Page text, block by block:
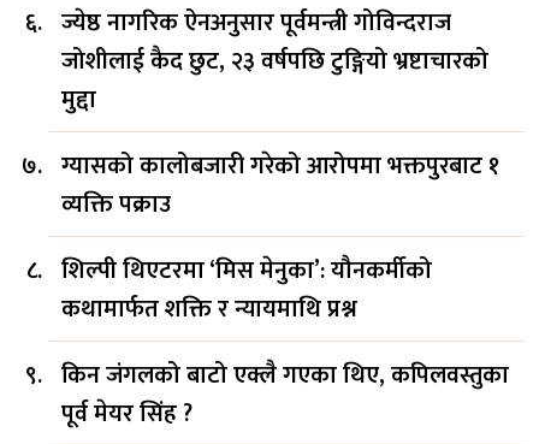
ज्येष्ठ नागरिक ऐनअनुसार पूर्वमन्त्री गोविन्दराज
जोशीलाई कैद छुट, २३ वर्षपछि टुङ्गियो भ्रष्टाचारको
मुद्दा
ग्यासको कालोबजारी गरेको आरोपमा भक्तपुरबाट १
व्यक्ति पक्राउ
शिल्पी थिएटरमा ‘मिस मेनुका’: यौनकर्मीको
कथामार्फत शक्ति र न्यायमाथि प्रश्न
किन जंगलको बाटो एक्लै गएका थिए, कपिलवस्तुका
पूर्व मेयर सिंह ?